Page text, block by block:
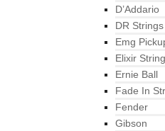
D’Addario
DR Strings
Emg
Elixir
Ernie Ball
Fade In
Fender
Gibson